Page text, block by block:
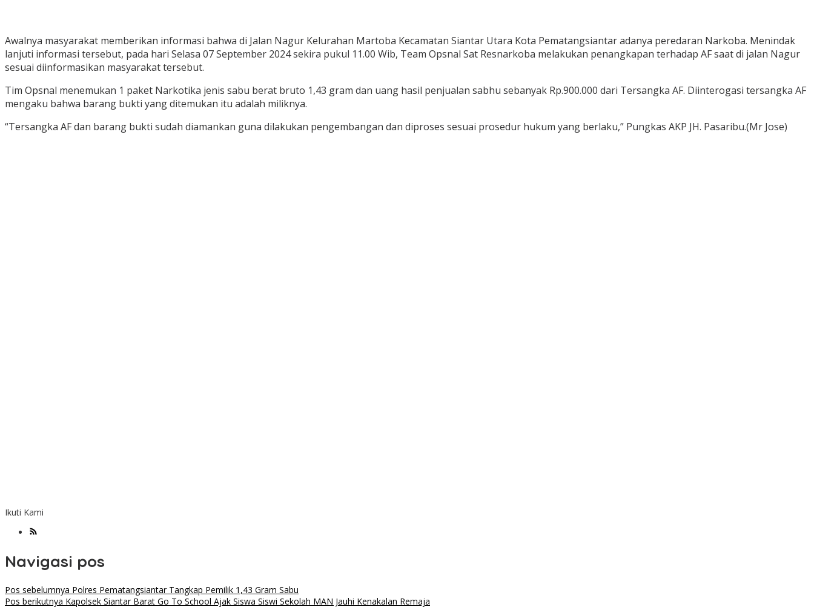
Awalnya masyarakat memberikan informasi bahwa di Jalan Nagur Kelurahan Martoba Kecamatan Siantar Utara Kota Pematangsiantar adanya peredaran Narkoba. Menindak
lanjuti informasi tersebut, pada hari Selasa 07 September 2024 sekira pukul 11.00 Wib, Team Opsnal Sat Resnarkoba melakukan penangkapan terhadap AF saat di jalan Nagur
sesuai diinformasikan masyarakat tersebut.
Tim Opsnal menemukan 1 paket Narkotika jenis sabu berat bruto 1,43 gram dan uang hasil penjualan sabhu sebanyak Rp.900.000 dari Tersangka AF. Diinterogasi tersangka AF
mengaku bahwa barang bukti yang ditemukan itu adalah miliknya.
“Tersangka AF dan barang bukti sudah diamankan guna dilakukan pengembangan dan diproses sesuai prosedur hukum yang berlaku,” Pungkas AKP JH. Pasaribu.(Mr Jose)
Ikuti Kami
Navigasi pos
Pos sebelumnya Polres Pematangsiantar Tangkap Pemilik 1,43 Gram Sabu
Pos berikutnya Kapolsek Siantar Barat Go To School Ajak Siswa Siswi Sekolah MAN Jauhi Kenakalan Remaja